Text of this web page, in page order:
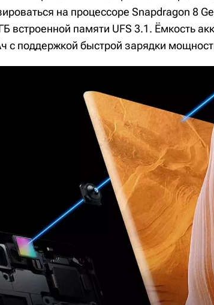
на процессоре Snapdragon 8
встроенной памяти UFS 3.1. Ёмкость
с поддержкой быстрой зарядки